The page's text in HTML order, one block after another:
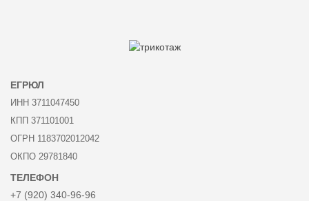
ЕГРЮЛ
ИНН 3711047450
КПП 371101001
ОГРН 1183702012042
ОКПО 29781840
ТЕЛЕФОН
+7 (920) 340-96-96